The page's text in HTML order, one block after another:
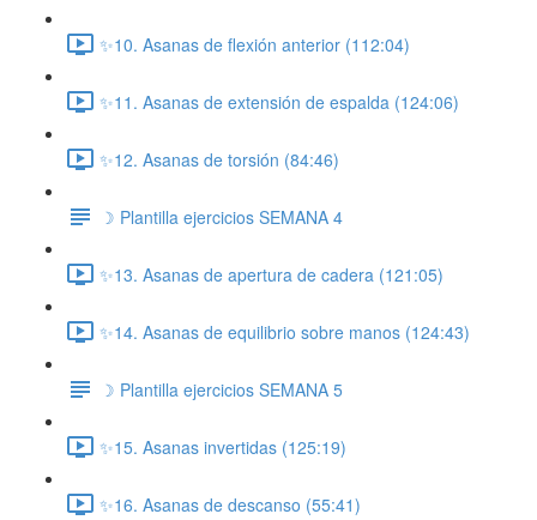
✨10. Asanas de flexión anterior (112:04)
✨11. Asanas de extensión de espalda (124:06)
✨12. Asanas de torsión (84:46)
☽ Plantilla ejercicios SEMANA 4
✨13. Asanas de apertura de cadera (121:05)
✨14. Asanas de equilibrio sobre manos (124:43)
☽ Plantilla ejercicios SEMANA 5
✨15. Asanas invertidas (125:19)
✨16. Asanas de descanso (55:41)